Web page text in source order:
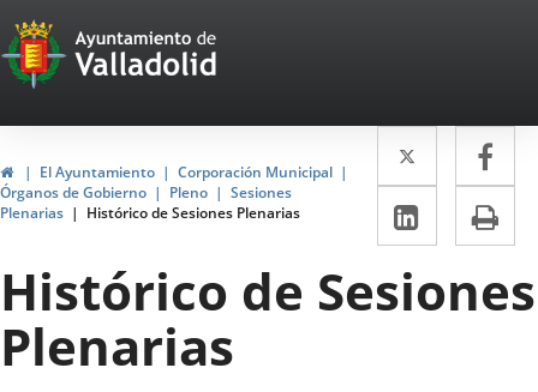
Portal
Web
del
Ayuntamiento
de
Valladolid
InicioEl Ayuntamiento
Corporación Municipal
Órganos de Gobierno
Pleno
Sesiones
Plenarias
Histórico de Sesiones Plenarias
Twitter
Enlace
a
una
externa.
a
LinkedIn
Enlace
a
una
Histórico de Sesiones
Plenarias